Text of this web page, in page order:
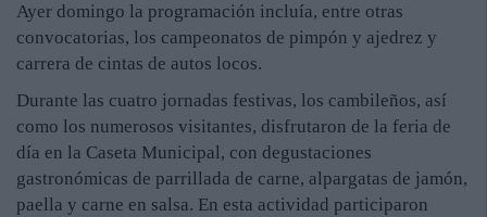
Ayer domingo la programación incluía, entre otras
convocatorias, los campeonatos de pimpón y ajedrez y
carrera de cintas de autos locos.
Durante las cuatro jornadas festivas, los cambileños, así
como los numerosos visitantes, disfrutaron de la feria de
día en la Caseta Municipal, con degustaciones
gastronómicas de parrillada de carne, alpargatas de jamón,
paella y carne en salsa. En esta actividad participaron